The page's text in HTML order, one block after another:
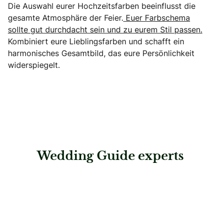
Die Auswahl eurer Hochzeitsfarben beeinflusst die
gesamte Atmosphäre der Feier. Euer Farbschema
sollte gut durchdacht sein und zu eurem Stil passen.
Kombiniert eure Lieblingsfarben und schafft ein
harmonisches Gesamtbild, das eure Persönlichkeit
widerspiegelt.
Wedding Guide experts